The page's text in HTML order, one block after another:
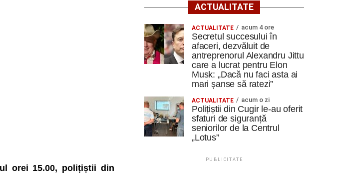
orei 15.00, polițiștii din
ACTUALITATE
ACTUALITATE acum 4 ore
Secretul succesului în
afaceri, dezvăluit de
antreprenorul Alexandru Jittu
care a lucrat pentru Elon
Musk: „Dacă nu faci asta ai
mari șanse să ratezi”
ACTUALITATE acum o zi
Polițiștii din Cugir le-au oferit
sfaturi de siguranță
seniorilor de la Centrul
„Lotus”
PUBLICITATE